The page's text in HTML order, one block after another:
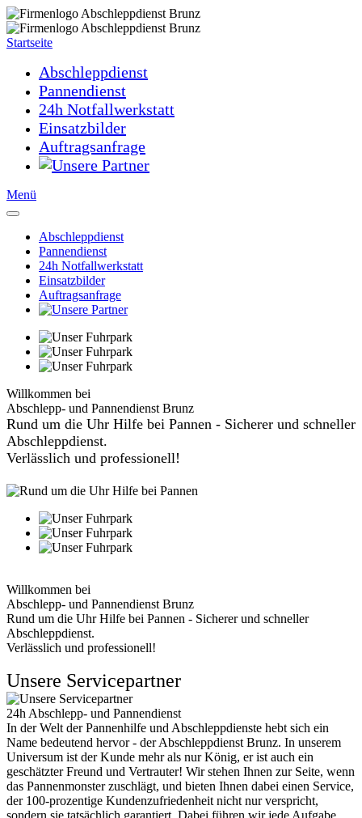
Startseite
Abschleppdienst
Pannendienst
24h Notfallwerkstatt
Einsatzbilder
Auftragsanfrage
Menü
Abschleppdienst
Pannendienst
24h Notfallwerkstatt
Einsatzbilder
Auftragsanfrage
Willkommen bei
Abschlepp- und Pannendienst Brunz
Rund um die Uhr Hilfe bei Pannen - Sicherer und schneller
Abschleppdienst.
Verlässlich und professionell!
Willkommen bei
Abschlepp- und Pannendienst Brunz
Rund um die Uhr Hilfe bei Pannen - Sicherer und schneller
Abschleppdienst.
Verlässlich und professionell!
Unsere Servicepartner
24h Abschlepp- und Pannendienst
In der Welt der Pannenhilfe und Abschleppdienste hebt sich ein
Name bedeutend hervor - der Abschleppdienst Brunz. In unserem
Universum ist der Kunde mehr als nur König, er ist auch ein
geschätzter Freund und Vertrauter! Wir stehen Ihnen zur Seite, wenn
das Pannenmonster zuschlägt, und bieten Ihnen dabei einen Service,
der 100-prozentige Kundenzufriedenheit nicht nur verspricht,
sondern sie tatsächlich garantiert. Dabei führen wir jede Aufgabe